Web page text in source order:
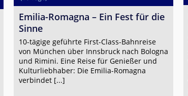
Emilia-Romagna – Ein Fest für die
Sinne
10-tägige geführte First-Class-Bahnreise
von München über Innsbruck nach Bologna
und Rimini. Eine Reise für Genießer und
Kulturliebhaber: Die Emilia-Romagna
verbindet [...]